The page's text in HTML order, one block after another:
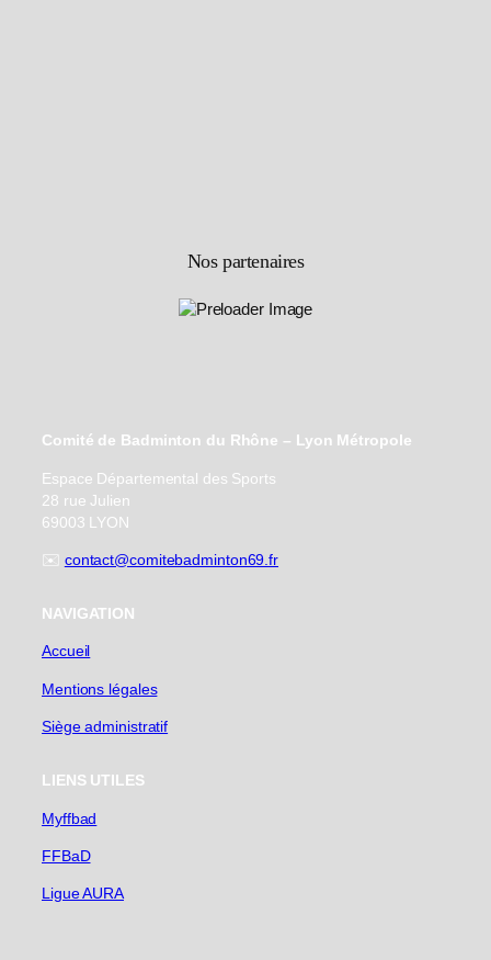
Nos partenaires
Comité de Badminton du Rhône – Lyon Métropole
Espace Départemental des Sports
28 rue Julien
69003 LYON
✉️ contact@comitebadminton69.fr
NAVIGATION
Accueil
Mentions légales
Siège administratif
LIENS UTILES
Myffbad
FFBaD
Ligue AURA